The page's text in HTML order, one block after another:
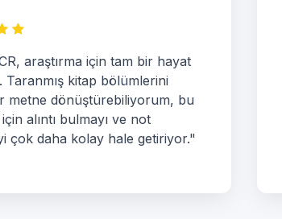
araştırma için tam bir hayat
Taranmış kitap bölümlerini
metne dönüştürebiliyorum, bu
alıntı bulmayı ve not
çok daha kolay hale getiriyor."